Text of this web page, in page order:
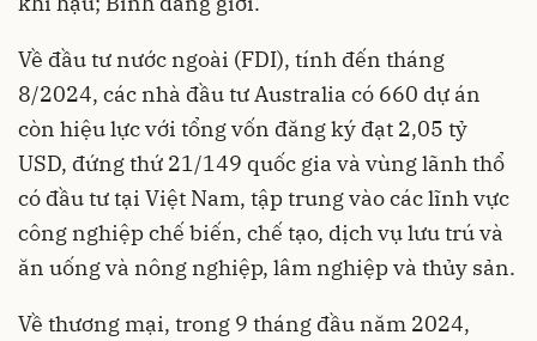
Về đầu tư nước ngoài (FDI), tính đến tháng
8/2024, các nhà đầu tư Australia có 660 dự án
còn hiệu lực với tổng vốn đăng ký đạt 2,05 tỷ
USD, đứng thứ 21/149 quốc gia và vùng lãnh thổ
có đầu tư tại Việt Nam, tập trung vào các lĩnh vực
công nghiệp chế biến, chế tạo, dịch vụ lưu trú và
ăn uống và nông nghiệp, lâm nghiệp và thủy sản.
Về thương mại, trong 9 tháng đầu năm 2024,